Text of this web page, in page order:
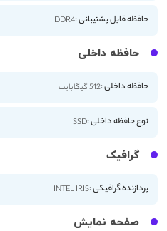
حافظه قابل پشتیبانی :DDR4
حافظه داخلی
حافظه داخلی :512 گیگابایت
نوع حافظه داخلی :SSD
گرافیک
پردازنده گرافیکی :INTEL IRIS
صفحه نمایش